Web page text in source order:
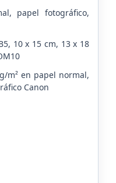
papel fotográfico,
10 x 15 cm, 13 x 18
m² en papel normal,
Canon